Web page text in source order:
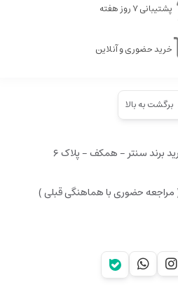
پشتیبانی ۷ روز هفته
خرید حضوری و آنلاین
برگشت به بالا
برند سنتر - همکف - پلاک ۶